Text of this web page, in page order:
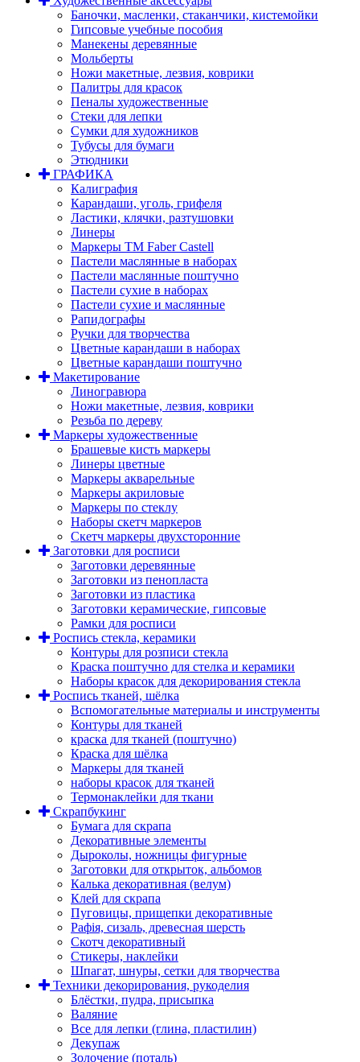
Баночки, масленки, стаканчики, кистемойки
Гипсовые учебные пособия
Манекены деревянные
Мольберты
Ножи макетные, лезвия, коврики
Палитры для красок
Пеналы художественные
Стеки для лепки
Сумки для художников
Тубусы для бумаги
Этюдники
ГРАФИКА
Калиграфия
Карандаши, уголь, грифеля
Ластики, клячки, разтушовки
Линеры
Маркеры TM Faber Castell
Пастели маслянные в наборах
Пастели маслянные поштучно
Пастели сухие в наборах
Пастели сухие и маслянные
Рапидографы
Ручки для творчества
Цветные карандаши в наборах
Цветные карандаши поштучно
Макетирование
Линогравюра
Ножи макетные, лезвия, коврики
Резьба по дереву
Маркеры художественные
Брашевые кисть маркеры
Линеры цветные
Маркеры акварельные
Маркеры акриловые
Маркеры по стеклу
Наборы скетч маркеров
Скетч маркеры двухсторонние
Заготовки для росписи
Заготовки деревянные
Заготовки из пенопласта
Заготовки из пластика
Заготовки керамические, гипсовые
Рамки для росписи
Роспись стекла, керамики
Контуры для розписи стекла
Краска поштучно для стелка и керамики
Наборы красок для декорирования стекла
Роспись тканей, шёлка
Вспомогательные материалы и инструменты
Контуры для тканей
краска для тканей (поштучно)
Краска для шёлка
Маркеры для тканей
наборы красок для тканей
Термонаклейки для ткани
Скрапбукинг
Бумага для скрапа
Декоративные элементы
Дыроколы, ножницы фигурные
Заготовки для открыток, альбомов
Калька декоративная (велум)
Клей для скрапа
Пуговицы, прищепки декоративные
Рафія, сизаль, древесная шерсть
Скотч декоративный
Стикеры, наклейки
Шпагат, шнуры, сетки для творчества
Техники декорирования, рукоделия
Блёстки, пудра, присыпка
Валяние
Все для лепки (глина, пластилин)
Декупаж
Золочение (поталь)